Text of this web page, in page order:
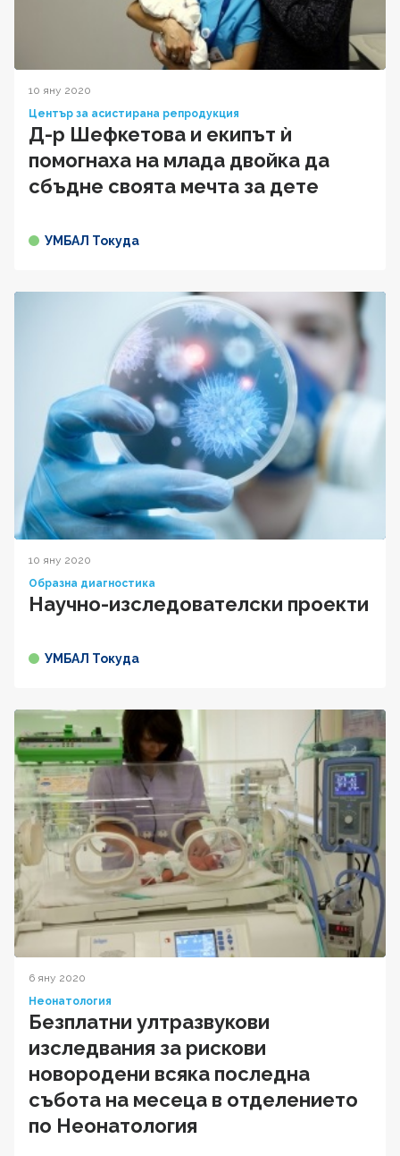
10 яну 2020
Център за асистирана репродукция
Д-р Шефкетова и екипът ѝ
помогнаха на млада двойка да
сбъдне своята мечта за дете
УМБАЛ Токуда
10 яну 2020
Образна диагностика
Научно-изследователски проекти
УМБАЛ Токуда
6 яну 2020
Неонатология
Безплатни ултразвукови
изследвания за рискови
новородени всяка последна
събота на месеца в отделението
по Неонатология